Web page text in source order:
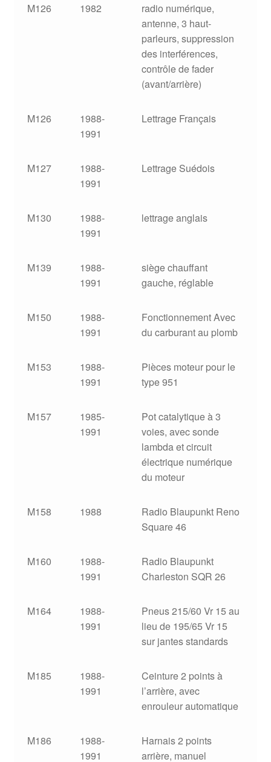
M126 1982
radio numérique,
antenne, 3 haut-
parleurs, suppression
des interférences,
contrôle de fader
(avant/arrière)
M126
1988-
1991
Lettrage Français
M127
1988-
1991
Lettrage Suédois
M130
1988-
1991
lettrage anglais
M139
1988-
1991
siège chauffant
gauche, réglable
M150
1988-
1991
Fonctionnement Avec
du carburant au plomb
M153
1988-
1991
Pièces moteur pour le
type 951
M157
1985-
1991
Pot catalytique à 3
voies, avec sonde
lambda et circuit
électrique numérique
du moteur
M158 1988
Radio Blaupunkt Reno
Square 46
M160
1988-
1991
Radio Blaupunkt
Charleston SQR 26
M164
1988-
1991
Pneus 215/60 Vr 15 au
lieu de 195/65 Vr 15
sur jantes standards
M185
1988-
1991
Ceinture 2 points à
l’arrière, avec
enrouleur automatique
M186
1988-
1991
Harnais 2 points
arrière, manuel